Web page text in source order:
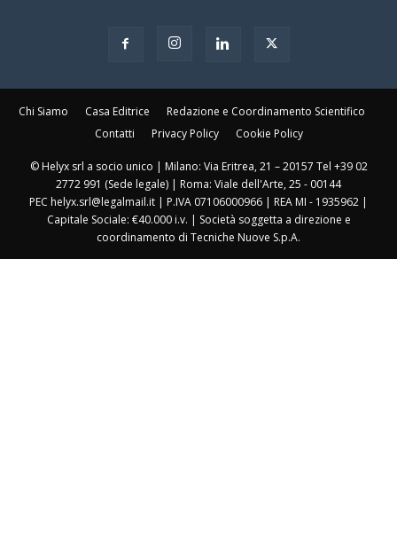
Chi Siamo Casa Editrice
Redazione e Coordinamento Scientifico
Contatti
Privacy Policy Cookie Policy
© Helyx srl a socio unico | Milano: Via Eritrea, 21 – 20157 Tel +39 02
2772 991 (Sede legale) | Roma: Viale dell'Arte, 25 - 00144
PEC helyx.srl@legalmail.it | P.IVA 07106000966 | REA MI - 1935962 |
Capitale Sociale: €40.000 i.v. | Società soggetta a direzione e
coordinamento di Tecniche Nuove S.p.A.